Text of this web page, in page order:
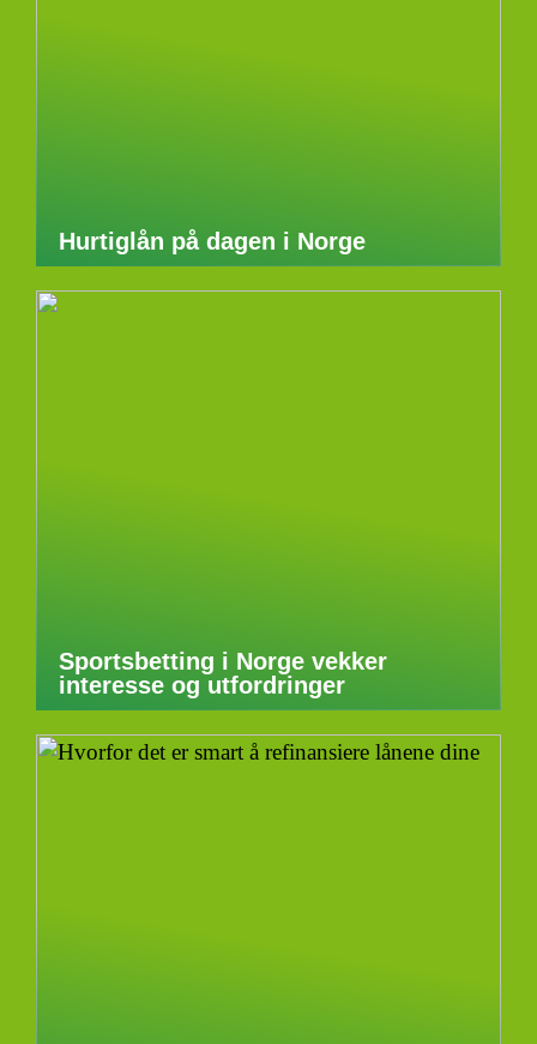
Hurtiglån på dagen i Norge
Sportsbetting i Norge vekker
interesse og utfordringer